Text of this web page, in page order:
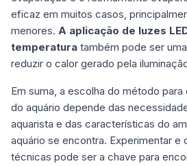
eficaz em muitos casos,
menores. A aplicação de luzes
temperatura também pode ser
reduzir o calor gerado pela
Em suma, a escolha do método
do aquário depende das
aquarista e das características do
aquário se encontra. Experimentar e
técnicas pode ser a chave para